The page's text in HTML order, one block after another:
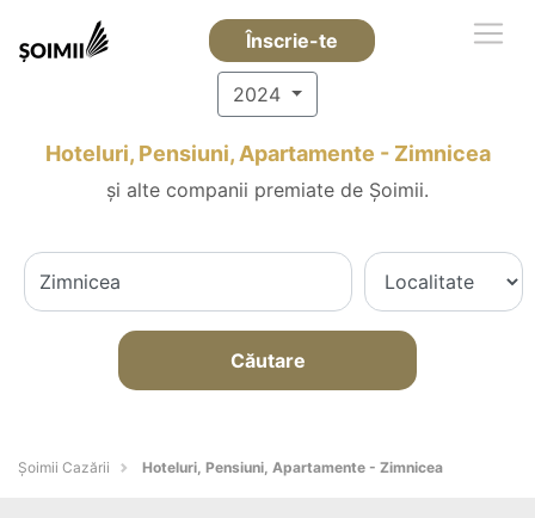
Înscrie-te
2024
Hoteluri, Pensiuni, Apartamente - Zimnicea
și alte companii premiate de Șoimii.
Căutare
Șoimii Cazării Hoteluri, Pensiuni, Apartamente - Zimnicea